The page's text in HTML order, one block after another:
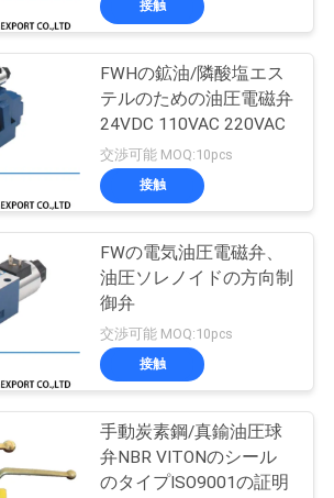
脈拍弁
62
角度の座席弁
13
接触
FWHの鉱油/隣酸塩エス
テルのための油圧電磁弁
24VDC 110VAC 220VAC
交渉可能 MOQ:10pcs
接触
FWの電気油圧電磁弁、
油圧ソレノイドの方向制
御弁
交渉可能 MOQ:10pcs
接触
手動炭素鋼/真鍮油圧球
弁NBR VITONのシール
のタイプISO9001の証明